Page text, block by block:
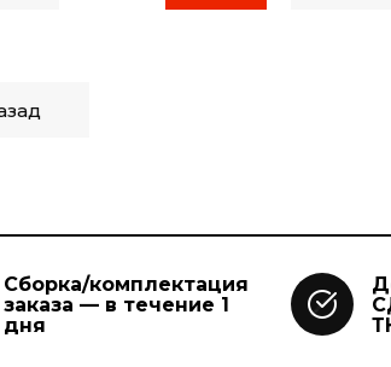
Сборка/комплектация
заказа — в течение 1
дня